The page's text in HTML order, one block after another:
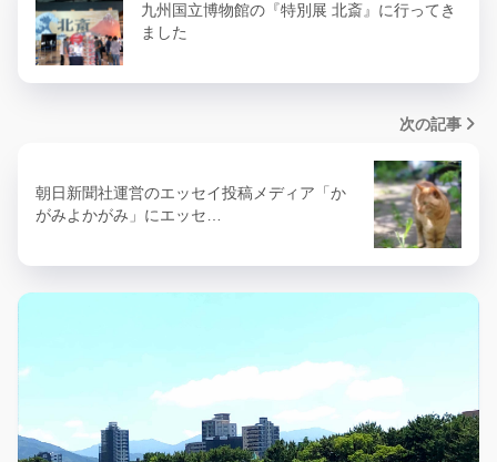
九州国立博物館の『特別展 北斎』に行ってき
ました
次の記事
朝日新聞社運営のエッセイ投稿メディア「か
がみよかがみ」にエッセ…